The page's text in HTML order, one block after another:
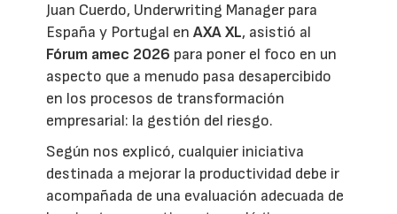
Juan Cuerdo, Underwriting Manager para
España y Portugal enAXA XL, asistió al
Fórum amec 2026 para poner el foco en un
aspecto que a menudo pasa desapercibido
en los procesos de transformación
empresarial: la gestión del riesgo.
Según nos explicó, cualquier iniciativa
destinada a mejorar la productividad debe ir
acompañada de una evaluación adecuada de